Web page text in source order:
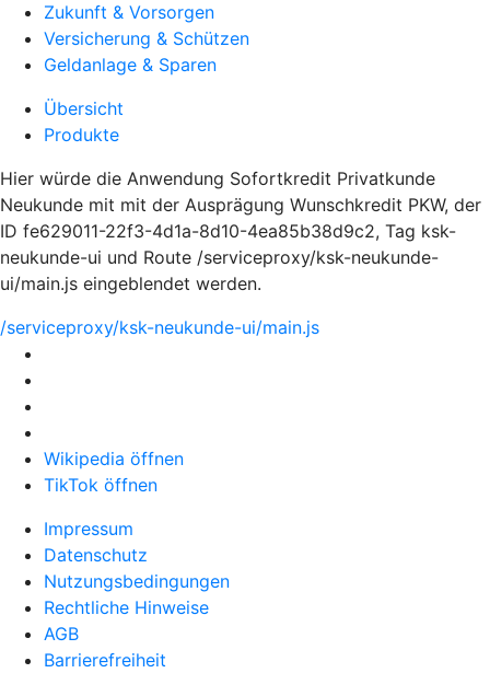
Zukunft & Vorsorgen
Versicherung & Schützen
Geldanlage & Sparen
Übersicht
Produkte
Hier würde die Anwendung Sofortkredit Privatkunde
Neukunde mit mit der Ausprägung Wunschkredit PKW, der
ID fe629011-22f3-4d1a-8d10-4ea85b38d9c2, Tag ksk-
neukunde-ui und Route /serviceproxy/ksk-neukunde-
ui/main.js eingeblendet werden.
/serviceproxy/ksk-neukunde-ui/main.js
Wikipedia öffnen
TikTok öffnen
Impressum
Datenschutz
Nutzungsbedingungen
Rechtliche Hinweise
AGB
Barrierefreiheit